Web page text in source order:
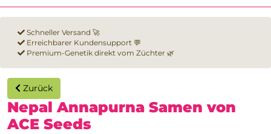
Schneller Versand 🚀
Erreichbarer Kundensupport 💬
Premium-Genetik direkt vom Züchter 🌿
Zurück
Nepal Annapurna Samen von
ACE Seeds